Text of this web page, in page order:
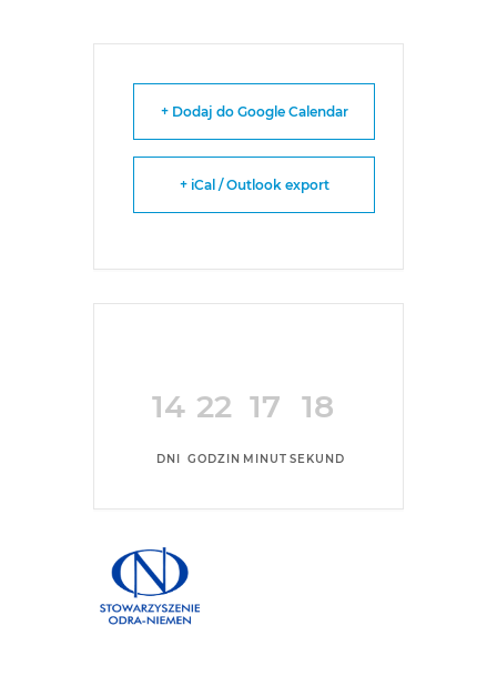
+ Dodaj do Google Calendar
+ iCal / Outlook export
14
DNI
22
GODZIN
17
MINUT
18
SEKUND